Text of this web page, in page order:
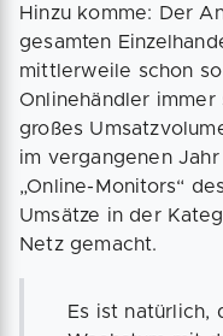
Hinzu komme: Der
gesamten
mittlerweile schon
Onlinehändler
großes
im vergangenen
„Online-Monitors“
Umsätze in der
Netz gemacht.
Es ist natürlich,